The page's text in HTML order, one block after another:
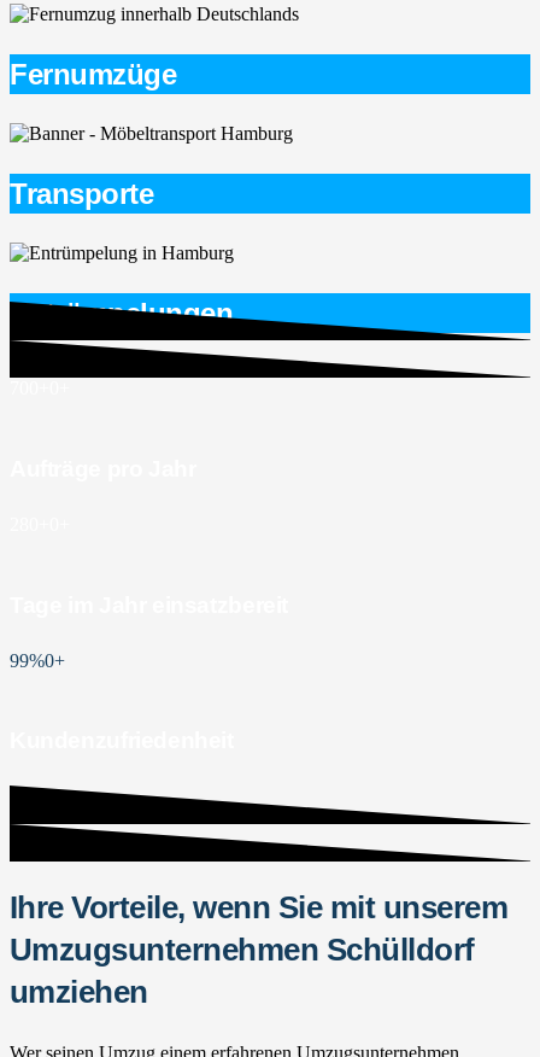
Fernumzüge
Transporte
Entrümpelungen
99%0+
Ihre Vorteile, wenn Sie mit unserem
Umzugsunternehmen Schülldorf
umziehen